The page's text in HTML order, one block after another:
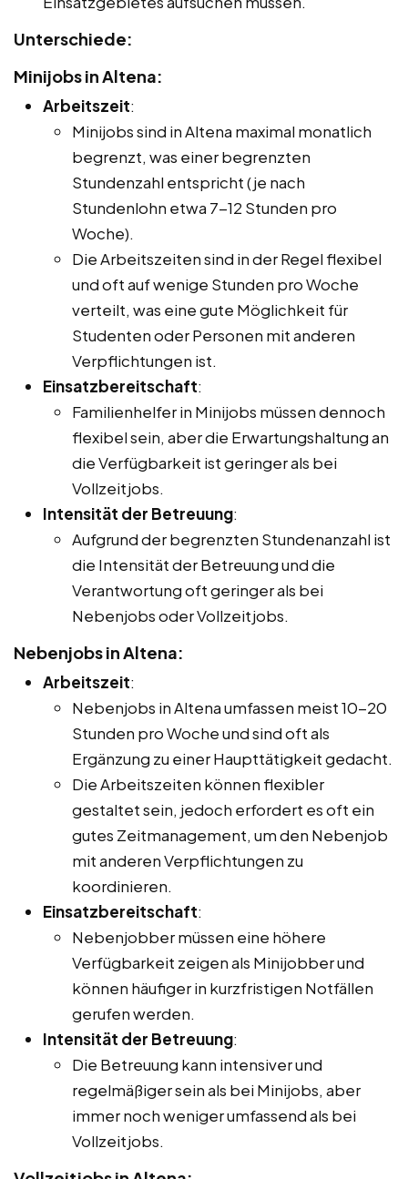
Unterschiede:
Minijobs in Altena:
Arbeitszeit:
Minijobs sind in Altena maximal monatlich
begrenzt, was einer begrenzten
Stundenzahl entspricht (je nach
Stundenlohn etwa 7-12 Stunden pro
Woche).
Die Arbeitszeiten sind in der Regel flexibel
und oft auf wenige Stunden pro Woche
verteilt, was eine gute Möglichkeit für
Studenten oder Personen mit anderen
Verpflichtungen ist.
Einsatzbereitschaft:
Familienhelfer in Minijobs müssen dennoch
flexibel sein, aber die Erwartungshaltung an
die Verfügbarkeit ist geringer als bei
Vollzeitjobs.
Intensität der Betreuung:
Aufgrund der begrenzten Stundenanzahl ist
die Intensität der Betreuung und die
Verantwortung oft geringer als bei
Nebenjobs oder Vollzeitjobs.
Nebenjobs in Altena:
Arbeitszeit:
Nebenjobs in Altena umfassen meist 10-20
Stunden pro Woche und sind oft als
Ergänzung zu einer Haupttätigkeit gedacht.
Die Arbeitszeiten können flexibler
gestaltet sein, jedoch erfordert es oft ein
gutes Zeitmanagement, um den Nebenjob
mit anderen Verpflichtungen zu
koordinieren.
Einsatzbereitschaft:
Nebenjobber müssen eine höhere
Verfügbarkeit zeigen als Minijobber und
können häufiger in kurzfristigen Notfällen
gerufen werden.
Intensität der Betreuung:
Die Betreuung kann intensiver und
regelmäßiger sein als bei Minijobs, aber
immer noch weniger umfassend als bei
Vollzeitjobs.